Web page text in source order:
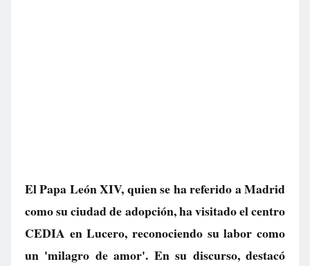
El Papa León XIV, quien se ha referido a Madrid
como su ciudad de adopción, ha visitado el centro
CEDIA en Lucero, reconociendo su labor como
un 'milagro de amor'. En su discurso, destacó